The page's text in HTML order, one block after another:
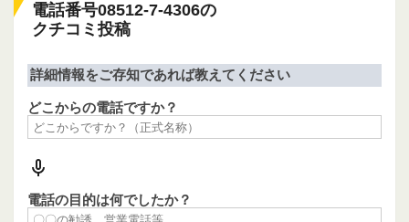
電話番号08512-7-4306の
クチコミ投稿
詳細情報をご存知であれば教えてください
どこからの電話ですか？
電話の目的は何でしたか？